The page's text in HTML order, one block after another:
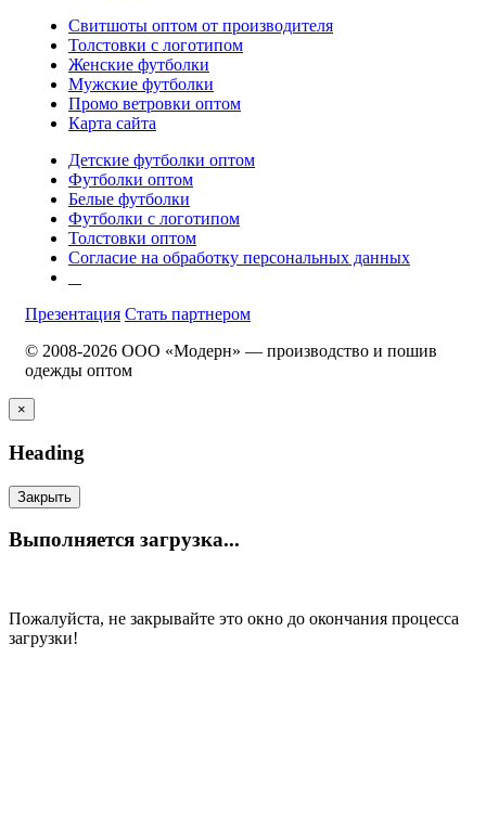
Свитшоты оптом от производителя
Толстовки с логотипом
Женские футболки
Мужские футболки
Промо ветровки оптом
Карта сайта
Детские футболки оптом
Футболки оптом
Белые футболки
Футболки с логотипом
Толстовки оптом
Согласие на обработку персональных данных
Презентация Стать партнером
© 2008-2026 ООО «Модерн» — производство и пошив
одежды оптом
×
Heading
Закрыть
Выполняется загрузка...
Пожалуйста, не закрывайте это окно до окончания процесса
загрузки!